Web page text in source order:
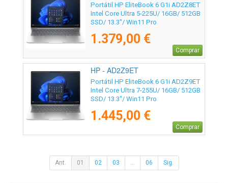
Portátil HP EliteBook 6 G1i AD2Z8ET
Intel Core Ultra 5-225U/ 16GB/ 512GB
SSD/ 13.3"/ Win11 Pro
1.379,00 €
Comprar
HP - AD2Z9ET
Portátil HP EliteBook 6 G1i AD2Z9ET
Intel Core Ultra 7-255U/ 16GB/ 512GB
SSD/ 13.3"/ Win11 Pro
1.445,00 €
Comprar
Ant. 01 02 03 06 Sig.